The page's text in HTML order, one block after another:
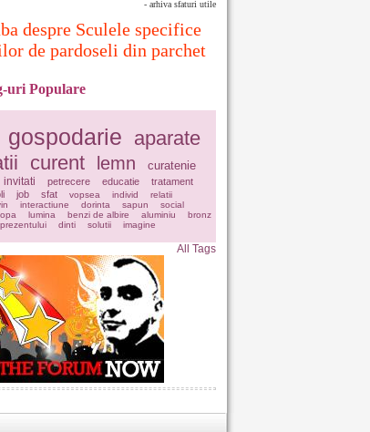
- arhiva sfaturi utile
despre Sculele specifice
de pardoseli din parchet
uri Populare
gospodarie aparate
curent lemn curatenie
invitati petrecere educatie
tratament
job sfat vopsea individ
relatii
interactiune dorinta sapun
social
lumina benzi de albire aluminiu
bronz
dinti solutii
imagine
All Tags